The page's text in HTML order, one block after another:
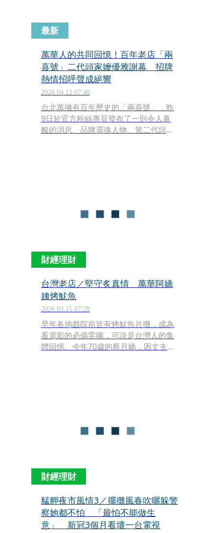
最新
萬華人的共同回憶！百年老店「兩
喜號」二代頭家嬤優雅謝幕 招牌
熱情招呼聲成絕響
2026.04.12 07:40
台北萬擁有百年歷史的「兩喜號」，昨
9日於官方粉絲專頁發布了一則令人鼻
酸的消息。品牌靈魂人物、第二代頭家
財經理財
台灣老店／堅守炙真情 萬華阿嬌
姨烤魷魚
2026.03.15 07:28
早年各地戲院前皆有烤魷魚片攤，成為
看電影的必備零嘴，可說是台灣人的集
體回憶。今年70歲的蔡月嬌，因丈夫早
財經理財
艋舺夜市風情3／擺攤風春吹曬躲警
察她都不怕 「最怕不能做生
意」 新冠3個月看壞一台電視